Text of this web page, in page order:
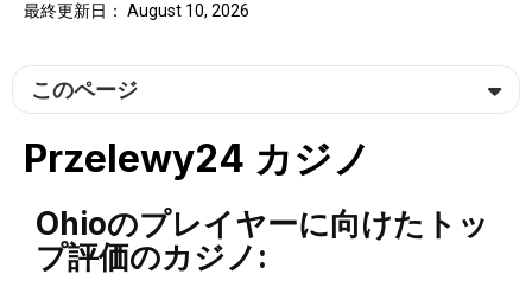
最終更新日： August 10, 2026
このページ
Przelewy24 カジノ
Ohioのプレイヤーに向けたトッ
プ評価のカジノ: